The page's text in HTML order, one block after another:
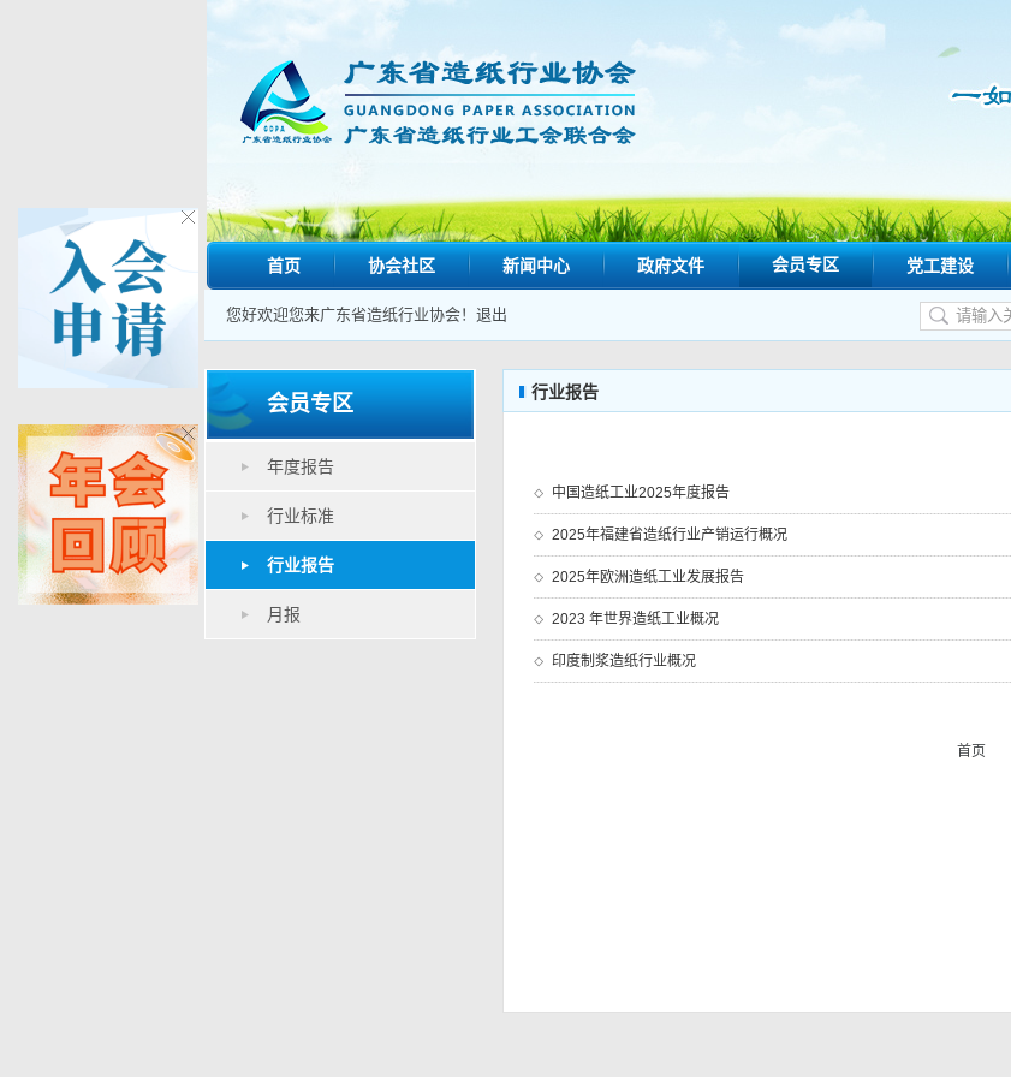
首页 协会社区 新闻中心 政府文件 会员专区 党工建设
您好欢迎您来广东省造纸行业协会！ 退出
会员专区
年度报告
行业标准
行业报告
月报
行业报告
中国造纸工业2025年度报告
2025年福建省造纸行业产销运行概况
2025年欧洲造纸工业发展报告
2023 年世界造纸工业概况
印度制浆造纸行业概况
首页